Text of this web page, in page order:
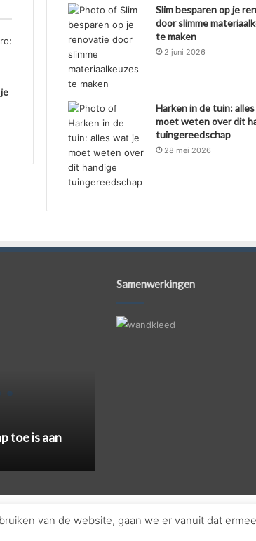
Slim besparen op je
door slimme
te maken
2 juni 2026
Harken in de tuin:
moet weten over dit
tuingereedschap
28 mei 2026
toe is aan
Samenwerkingen
|Huistoolsvan de website, gaan we er vanuit dat